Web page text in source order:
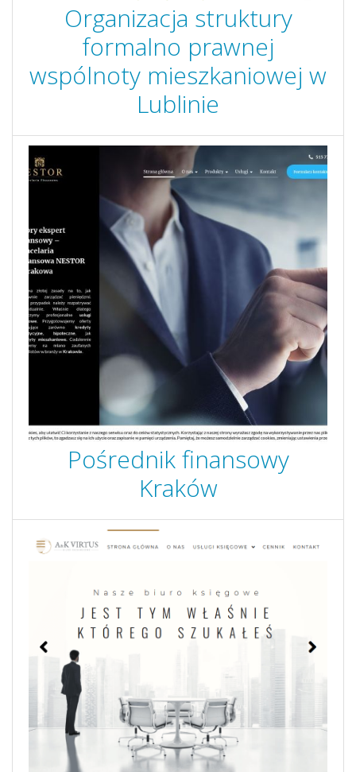
Organizacja struktury
formalno prawnej
wspólnoty mieszkaniowej w
Lublinie
Pośrednik finansowy
Kraków